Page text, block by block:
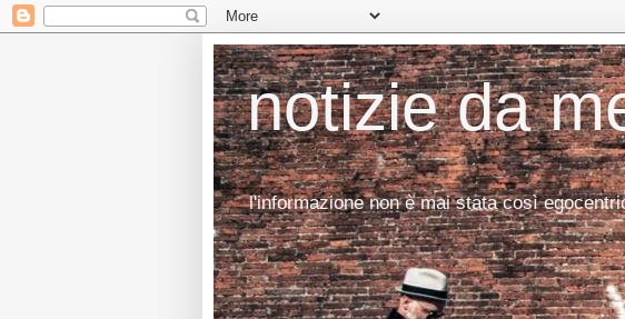
notizie da
l'informazione non è mai stata così